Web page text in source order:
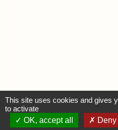
This site uses cookies and gives
to activate
OK, accept all